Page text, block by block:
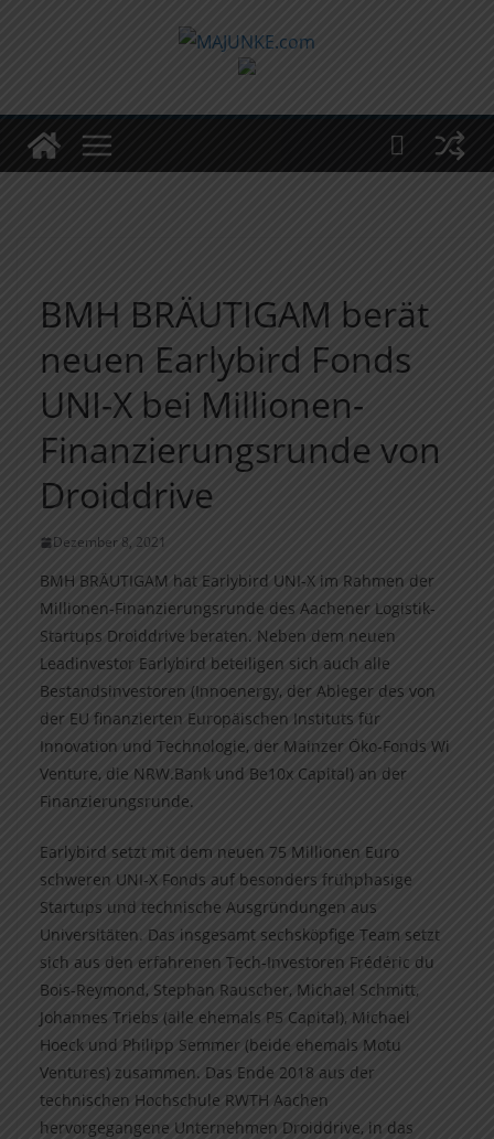
BMH BRÄUTIGAM berät
neuen Earlybird Fonds
UNI-X bei Millionen-
Finanzierungsrunde von
Droiddrive
Dezember 8, 2021
BMH BRÄUTIGAM hat Earlybird UNI-X im Rahmen der
Millionen-Finanzierungsrunde des Aachener Logistik-
Startups Droiddrive beraten. Neben dem neuen
Leadinvestor Earlybird beteiligen sich auch alle
Bestandsinvestoren (Innoenergy, der Ableger des von
der EU finanzierten Europäischen Instituts für
Innovation und Technologie, der Mainzer Öko-Fonds Wi
Venture, die NRW.Bank und Be10x Capital) an der
Finanzierungsrunde.
Earlybird setzt mit dem neuen 75 Millionen Euro
schweren UNI-X Fonds auf besonders frühphasige
Startups und technische Ausgründungen aus
Universitäten. Das insgesamt sechsköpfige Team setzt
sich aus den erfahrenen Tech-Investoren Frédéric du
Bois-Reymond, Stephan Rauscher, Michael Schmitt,
Johannes Triebs (alle ehemals P5 Capital), Michael
Hoeck und Philipp Semmer (beide ehemals Motu
Ventures) zusammen. Das Ende 2018 aus der
technischen Hochschule RWTH Aachen
hervorgegangene Unternehmen Droiddrive, in das